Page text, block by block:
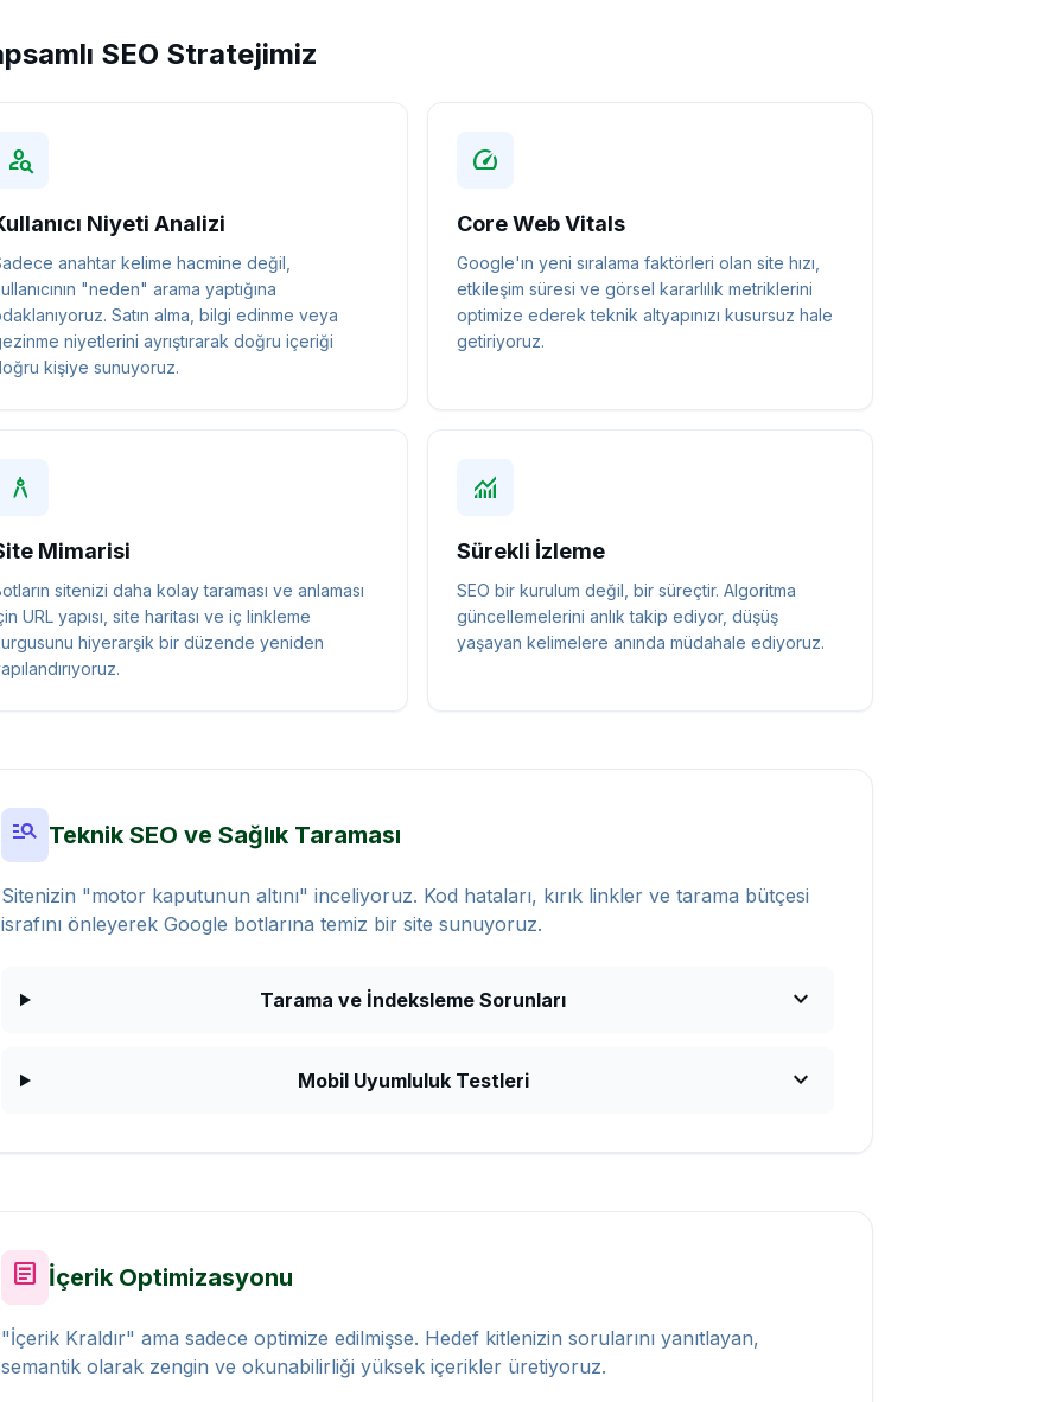
SEO Stratejimiz
person_search
Niyeti Analizi
anahtar kelime hacmine değil,
"neden" arama yaptığına
Satın alma, bilgi edinme veya
niyetlerini ayrıştırarak doğru içeriği
kişiye sunuyoruz.
speed
Core Web Vitals
Google'ın yeni sıralama faktörleri olan site hızı,
etkileşim süresi ve görsel kararlılık metriklerini
optimize ederek teknik altyapınızı kusursuz hale
getiriyoruz.
architecture
Mimarisi
sitenizi daha kolay taraması ve anlaması
URL yapısı, site haritası ve iç linkleme
hiyerarşik bir düzende yeniden
monitoring
Sürekli İzleme
SEO bir kurulum değil, bir süreçtir. Algoritma
güncellemelerini anlık takip ediyor, düşüş
yaşayan kelimelere anında müdahale ediyoruz.
manage_search Teknik SEO ve Sağlık Taraması
Sitenizin "motor kaputunun altını" inceliyoruz. Kod hataları, kırık linkler ve tarama bütçesi
israfını önleyerek Google botlarına temiz bir site sunuyoruz.
Tarama ve İndeksleme Sorunları expand_more
Mobil Uyumluluk Testleri expand_more
article İçerik Optimizasyonu
"İçerik Kraldır" ama sadece optimize edilmişse. Hedef kitlenizin sorularını yanıtlayan,
semantik olarak zengin ve okunabilirliği yüksek içerikler üretiyoruz.